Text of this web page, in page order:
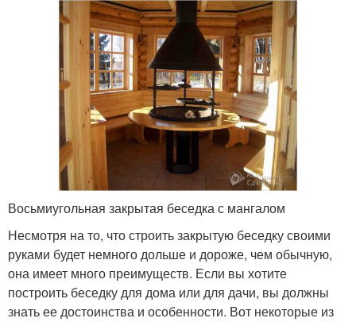
Восьмиугольная закрытая беседка с мангалом
Несмотря на то, что строить закрытую беседку своими
руками будет немного дольше и дороже, чем обычную,
она имеет много преимуществ. Если вы хотите
построить беседку для дома или для дачи, вы должны
знать ее достоинства и особенности. Вот некоторые из